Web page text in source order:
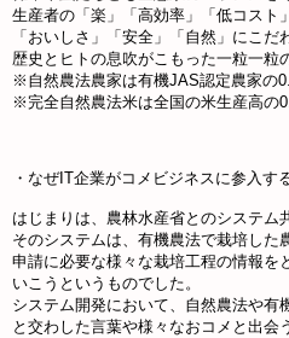
生産者の「楽」「高効率」「低コスト
「おいしさ」「安全」「自然」にこだ
歴史とヒトの息吹がこもった一粒一粒
※自然農法農家は有機JAS認定農家の
※完全自然農法米は全国の米生産高の
・なぜIT企業がコメビジネスに参入す
はじまりは、農林水産省とのシステム
そのシステムは、有機農法で栽培し
申請に必要な様々な栽培工程の情報を
いこうというものでした。
システム開発において、自然農法や有
と交わした言葉や様々なおコメと出